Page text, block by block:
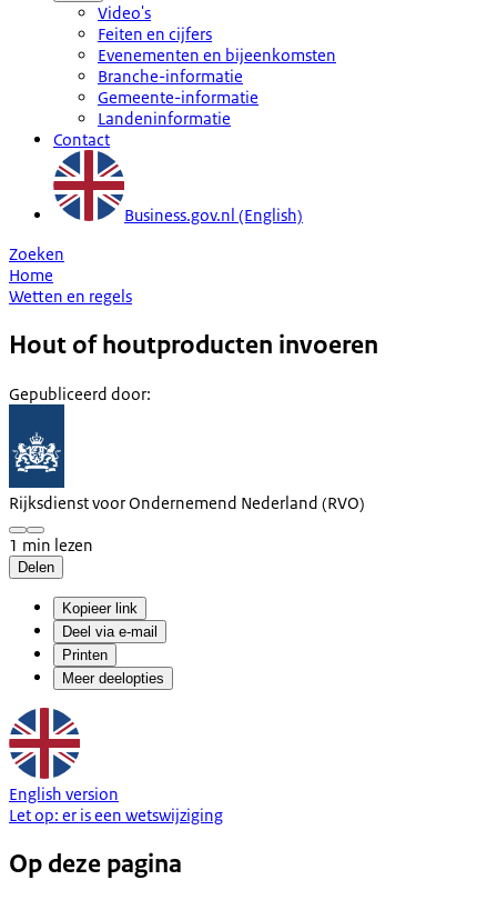
Video's
Feiten en cijfers
Evenementen en bijeenkomsten
Branche-informatie
Gemeente-informatie
Landeninformatie
Contact
Business.gov.nl (English)
Zoeken
Home
Wetten en regels
Hout of houtproducten invoeren
Gepubliceerd door:
Rijksdienst voor Ondernemend Nederland (RVO)
1 min lezen
Delen
Kopieer link
Deel via e-mail
Printen
Meer deelopties
English version
Let op: er is een wetswijziging
Op deze pagina